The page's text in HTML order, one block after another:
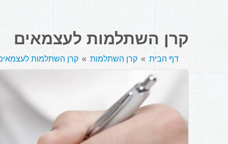
קרן השתלמות לעצמאים
דף הבית קרן השתלמות קרן השתלמות